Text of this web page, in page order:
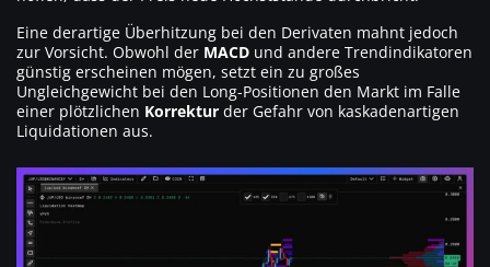
Eine derartige Überhitzung bei den Derivaten mahnt jedoch
zur Vorsicht. Obwohl der MACD und andere Trendindikatoren
günstig erscheinen mögen, setzt ein zu großes
Ungleichgewicht bei den Long-Positionen den Markt im Falle
einer plötzlichen Korrektur der Gefahr von kaskadenartigen
Liquidationen aus.